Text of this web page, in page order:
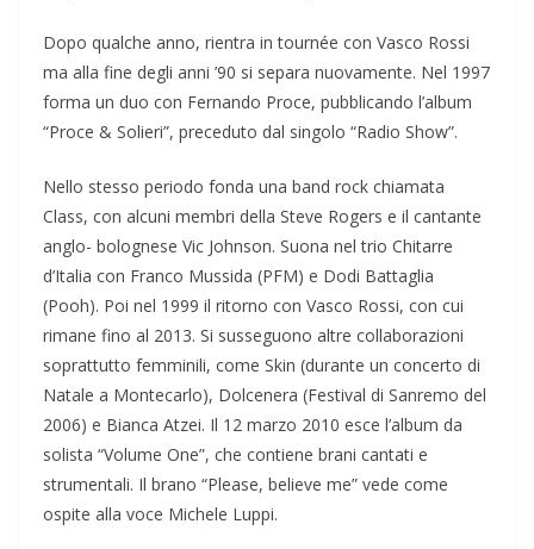
Dopo qualche anno, rientra in tournée con Vasco Rossi
ma alla fine degli anni ’90 si separa nuovamente. Nel 1997
forma un duo con Fernando Proce, pubblicando l’album
“Proce & Solieri”, preceduto dal singolo “Radio Show”.
Nello stesso periodo fonda una band rock chiamata
Class, con alcuni membri della Steve Rogers e il cantante
anglo- bolognese Vic Johnson. Suona nel trio Chitarre
d’Italia con Franco Mussida (PFM) e Dodi Battaglia
(Pooh). Poi nel 1999 il ritorno con Vasco Rossi, con cui
rimane fino al 2013. Si susseguono altre collaborazioni
soprattutto femminili, come Skin (durante un concerto di
Natale a Montecarlo), Dolcenera (Festival di Sanremo del
2006) e Bianca Atzei. Il 12 marzo 2010 esce l’album da
solista “Volume One”, che contiene brani cantati e
strumentali. Il brano “Please, believe me” vede come
ospite alla voce Michele Luppi.